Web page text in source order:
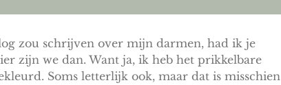
zou schrijven over mijn darmen, had ik je
zijn we dan. Want ja, ik heb het prikkelbare
Soms letterlijk ook, maar dat is misschien